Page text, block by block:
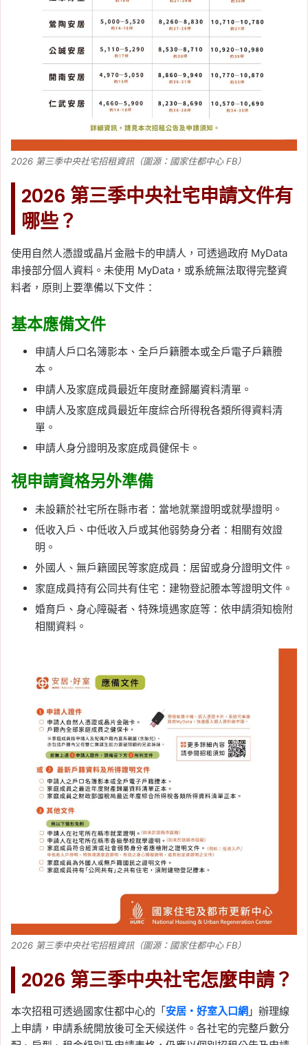
2026 第三季中央社宅招租資訊（圖源：國家住都中心 FB）
2026 第三季中央社宅申請文件有
哪些？
使用自然人憑證或晶片金融卡的申請人，可透過政府 MyData
串接部分個人資料。未使用 MyData，或系統無法取得完整資
料者，原則上要準備以下文件：
基本應備文件
申請人戶口名簿影本、全戶戶籍謄本或全戶電子戶籍謄
本。
申請人及家庭成員最近年度財產歸屬資料清單。
申請人及家庭成員最近年度綜合所得稅各類所得資料清
單。
申請人身分證明及家庭成員健保卡。
視申請資格另外準備
未設籍於社宅所在縣市者：當地就業證明或就學證明。
低收入戶、中低收入戶或其他弱勢身分者：相關有效證
明。
外國人、無戶籍國民等家庭成員：居留或身分證明文件。
家庭成員持有公同共有住宅：建物登記謄本等證明文件。
婚育戶、身心障礙者、特殊境遇家庭等：依申請須知檢附
相關資料。
2026 第三季中央社宅招租資訊（圖源：國家住都中心 FB）
2026 第三季中央社宅怎麼申請？
本次招租可透過國家住都中心的「 安居・好室入口網 」辦理線
上申請，申請系統開放後可全天候送件。各社宅的完整戶數分